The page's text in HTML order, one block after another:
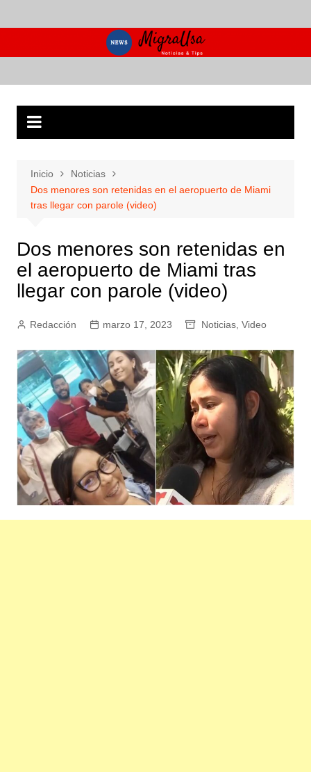
al
Inicio
Noticias
Dos menores son retenidas en el aeropuerto de Miami
tras llegar con parole (video)
Dos menores son retenidas en
el aeropuerto de Miami tras
llegar con parole (video)
Redacción marzo 17, 2023 Noticias, Video